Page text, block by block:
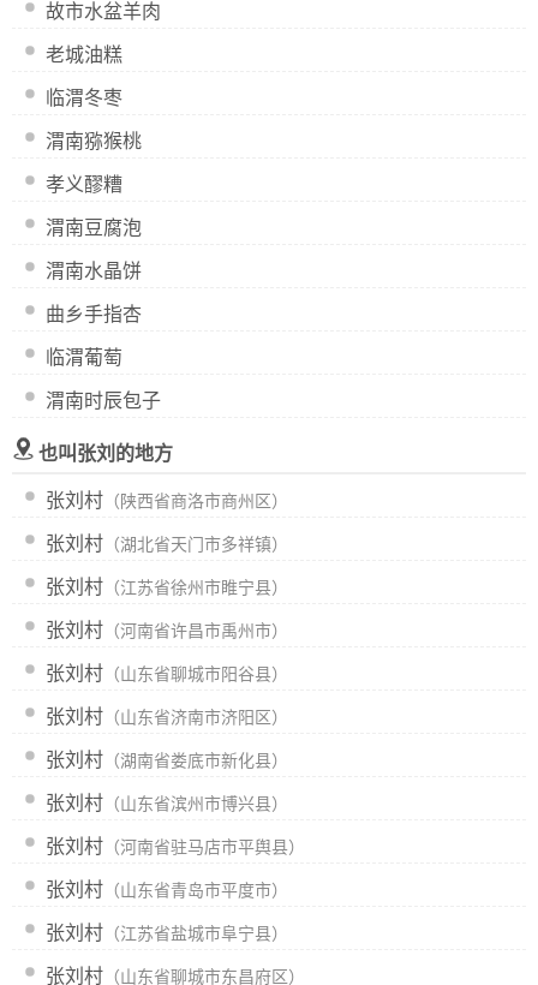
故市水盆羊肉
老城油糕
临渭冬枣
渭南猕猴桃
孝义醪糟
渭南豆腐泡
渭南水晶饼
曲乡手指杏
临渭葡萄
渭南时辰包子
也叫张刘的地方
张刘村 （陕西省商洛市商州区）
张刘村 （湖北省天门市多祥镇）
张刘村 （江苏省徐州市睢宁县）
张刘村 （河南省许昌市禹州市）
张刘村 （山东省聊城市阳谷县）
张刘村 （山东省济南市济阳区）
张刘村 （湖南省娄底市新化县）
张刘村 （山东省滨州市博兴县）
张刘村 （河南省驻马店市平舆县）
张刘村 （山东省青岛市平度市）
张刘村 （江苏省盐城市阜宁县）
张刘村 （山东省聊城市东昌府区）